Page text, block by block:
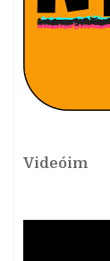
Videóim